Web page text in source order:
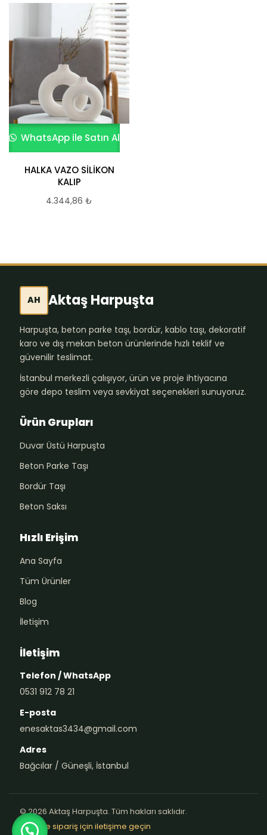
WhatsApp ile Satın Al
HALKA VAZO SİLİKON
KALIP
4.344,86 ₺
AH Aktaş Harpuşta
Harpuşta, beton parke taşı, bordür, kablo taşı, dekoratif
karo ve dış mekan beton ürünlerinde hızlı teklif ve
güvenilir teslimat.
İstanbul merkezli çalışıyor, ürün ve proje ihtiyacına
göre depo teslim veya sevkiyat seçenekleri sunuyoruz.
Ürün Grupları
Duvar Üstü Harpuşta
Beton Parke Taşı
Bordür Taşı
Beton Saksı
Hızlı Erişim
Ana Sayfa
Tüm Ürünler
Blog
İletişim
İletişim
Telefon / WhatsApp
0531 912 78 21
E-posta
enesaktas3434@gmail.com
Adres
Bağcılar / Güneşli, İstanbul
© 2026 Aktaş Harpuşta. Tüm hakları saklıdır.
Teklif ve sipariş için iletişime geçin